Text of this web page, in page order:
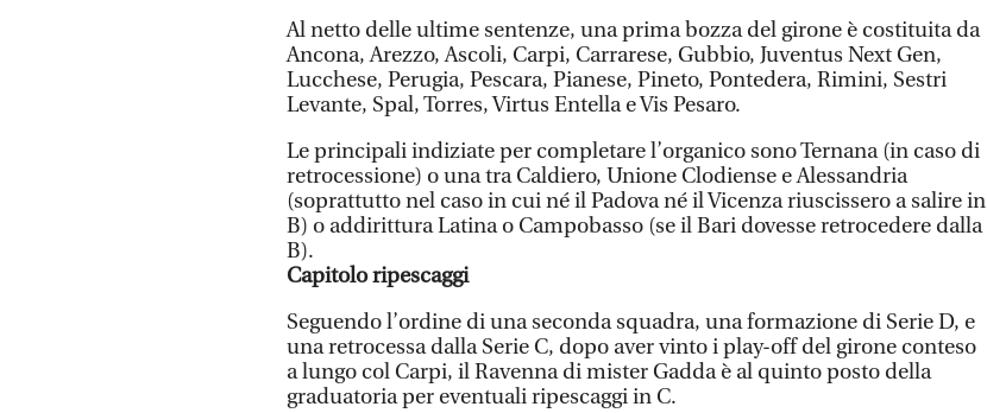
Al netto delle ultime sentenze, una prima bozza del girone è costituita da
Ancona, Arezzo, Ascoli, Carpi, Carrarese, Gubbio, Juventus Next Gen,
Lucchese, Perugia, Pescara, Pianese, Pineto, Pontedera, Rimini, Sestri
Levante, Spal, Torres, Virtus Entella e Vis Pesaro.
Le principali indiziate per completare l’organico sono Ternana (in caso di
retrocessione) o una tra Caldiero, Unione Clodiense e Alessandria
(soprattutto nel caso in cui né il Padova né il Vicenza riuscissero a salire in
B) o addirittura Latina o Campobasso (se il Bari dovesse retrocedere dalla
B).
Capitolo ripescaggi
Seguendo l’ordine di una seconda squadra, una formazione di Serie D, e
una retrocessa dalla Serie C, dopo aver vinto i play-off del girone conteso
a lungo col Carpi, il Ravenna di mister Gadda è al quinto posto della
graduatoria per eventuali ripescaggi in C.